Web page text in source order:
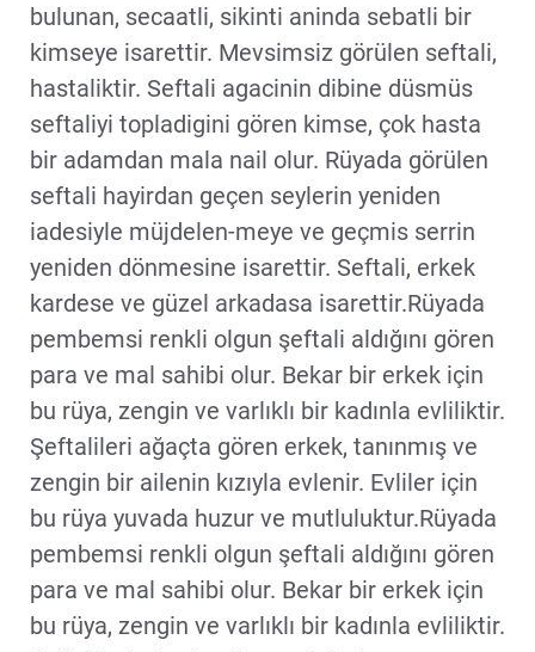
bulunan, secaatli, sikinti aninda sebatli bir
kimseye isarettir. Mevsimsiz görülen seftali,
hastaliktir. Seftali agacinin dibine düsmüs
seftaliyi topladigini gören kimse, çok hasta
bir adamdan mala nail olur. Rüyada görülen
seftali hayirdan geçen seylerin yeniden
iadesiyle müjdelen-meye ve geçmis serrin
yeniden dönmesine isarettir. Seftali, erkek
kardese ve güzel arkadasa isarettir.Rüyada
pembemsi renkli olgun şeftali aldığını gören
para ve mal sahibi olur. Bekar bir erkek için
bu rüya, zengin ve varlıklı bir kadınla evliliktir.
Şeftalileri ağaçta gören erkek, tanınmış ve
zengin bir ailenin kızıyla evlenir. Evliler için
bu rüya yuvada huzur ve mutluluktur.Rüyada
pembemsi renkli olgun şeftali aldığını gören
para ve mal sahibi olur. Bekar bir erkek için
bu rüya, zengin ve varlıklı bir kadınla evliliktir.